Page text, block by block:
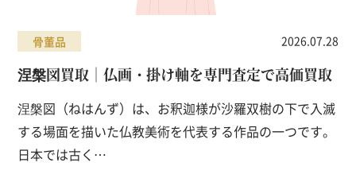
骨董品 2026.07.28
涅槃図買取｜仏画・掛け軸を専門査定で高価買取
涅槃図（ねはんず）は、お釈迦様が沙羅双樹の下で入滅
する場面を描いた仏教美術を代表する作品の一つです。
日本では古く…